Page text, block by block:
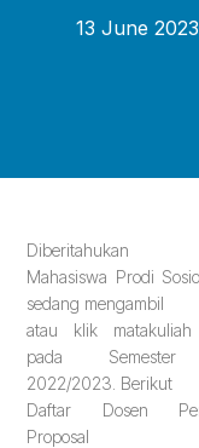
13 June 2023
Diberitahukan
Mahasiswa Prodi
sedang mengambil
atau klik matakuliah
pada Semester
2022/2023. Berikut
Daftar Dosen
Proposal